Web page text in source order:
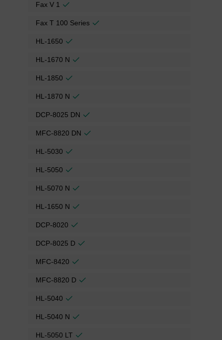
Fax V 1
Fax T 100 Series
HL-1650
HL-1670 N
HL-1850
HL-1870 N
DCP-8025 DN
MFC-8820 DN
HL-5030
HL-5050
HL-5070 N
HL-1650 N
DCP-8020
DCP-8025 D
MFC-8420
MFC-8820 D
HL-5040
HL-5040 N
HL-5050 LT